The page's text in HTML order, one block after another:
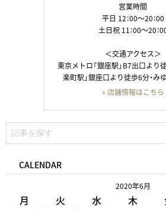
営業時間
平日 12：00～20：00
土日祝 11：00～20：
＜交通アクセス＞
東京メトロ「銀座駅」B7出口より
楽町駅」銀座口より徒歩6分・み
» 店舗情報はこちら
索:
CALENDAR
2020年6月
月 火 水 木